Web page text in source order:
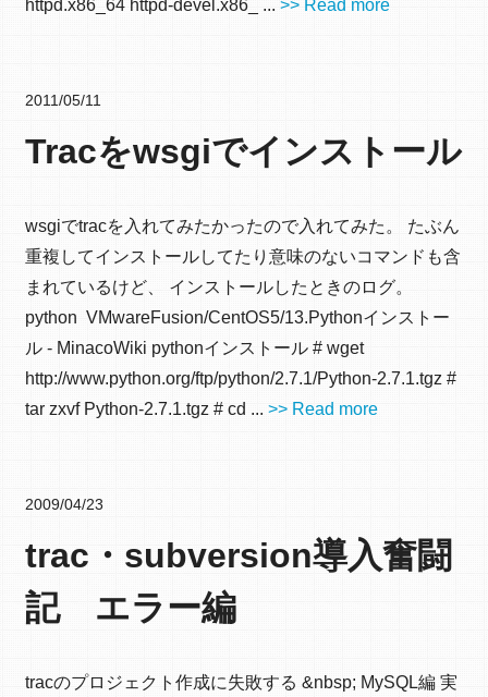
httpd.x86_64 httpd-devel.x86_ ... >> Read more
2011/05/11
Tracをwsgiでインストール
wsgiでtracを入れてみたかったので入れてみた。 たぶん
重複してインストールしてたり意味のないコマンドも含
まれているけど、 インストールしたときのログ。
python VMwareFusion/CentOS5/13.Pythonインストー
ル - MinacoWiki pythonインストール # wget
http://www.python.org/ftp/python/2.7.1/Python-2.7.1.tgz #
tar zxvf Python-2.7.1.tgz # cd ... >> Read more
2009/04/23
trac・subversion導入奮闘
記 エラー編
tracのプロジェクト作成に失敗する &nbsp; MySQL編 実